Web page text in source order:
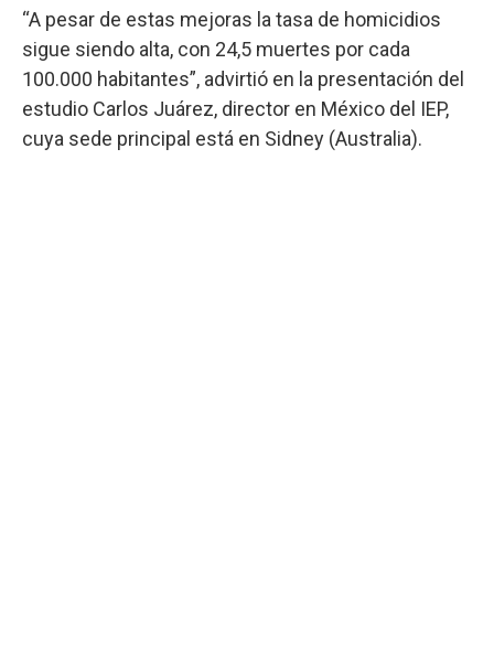
“A pesar de estas mejoras la tasa de homicidios
sigue siendo alta, con 24,5 muertes por cada
100.000 habitantes”, advirtió en la presentación del
estudio Carlos Juárez, director en México del IEP,
cuya sede principal está en Sidney (Australia).